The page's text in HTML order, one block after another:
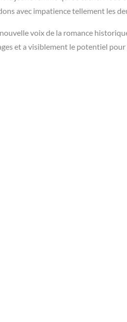
avec impatience tellement les
voix de la romance
et a visiblement le potentiel